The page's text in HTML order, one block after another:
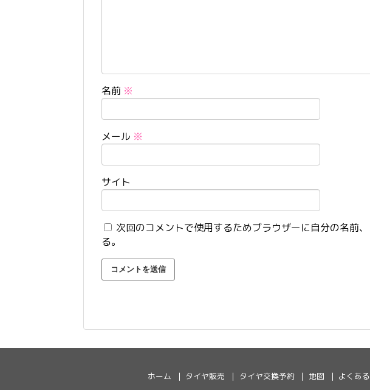
名前 ※
メール ※
サイト
次回のコメントで使用するためブラウザーに自分の名前
る。
ホーム タイヤ販売 タイヤ交換予約 地図 よくあ